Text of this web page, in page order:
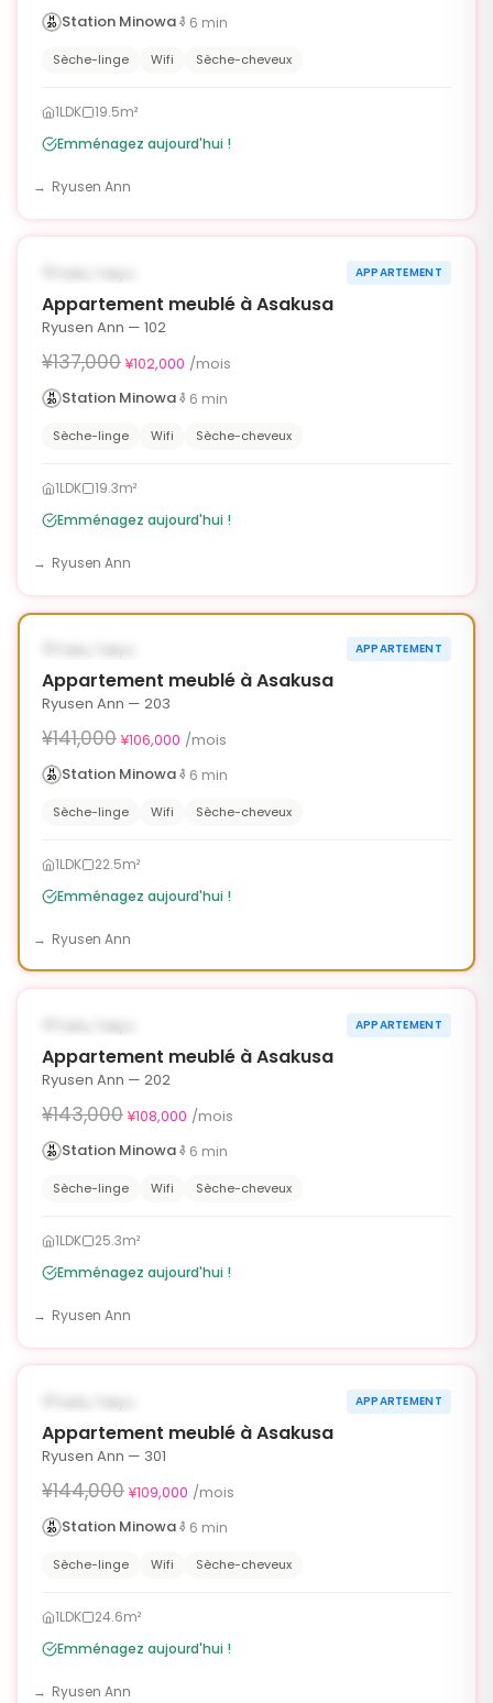
Station Minowa
6 min
Sèche-linge Wifi Sèche-cheveux
1LDK
19.5m²
Emménagez aujourd'hui !
Ryusen Ann
‹ ›
APPARTEMENT
Appartement meublé à Asakusa
Ryusen Ann — 102
¥137,000 ¥102,000 /mois
Station Minowa
6 min
Sèche-linge Wifi Sèche-cheveux
1LDK
19.3m²
Emménagez aujourd'hui !
Ryusen Ann
‹ ›
APPARTEMENT
Appartement meublé à Asakusa
Ryusen Ann — 203
¥141,000 ¥106,000 /mois
Station Minowa
6 min
Sèche-linge Wifi Sèche-cheveux
1LDK
22.5m²
Emménagez aujourd'hui !
Ryusen Ann
‹ ›
APPARTEMENT
Appartement meublé à Asakusa
Ryusen Ann — 202
¥143,000 ¥108,000 /mois
Station Minowa
6 min
Sèche-linge Wifi Sèche-cheveux
1LDK
25.3m²
Emménagez aujourd'hui !
Ryusen Ann
‹ ›
APPARTEMENT
Appartement meublé à Asakusa
Ryusen Ann — 301
¥144,000 ¥109,000 /mois
Station Minowa
6 min
Sèche-linge Wifi Sèche-cheveux
1LDK
24.6m²
Emménagez aujourd'hui !
Ryusen Ann